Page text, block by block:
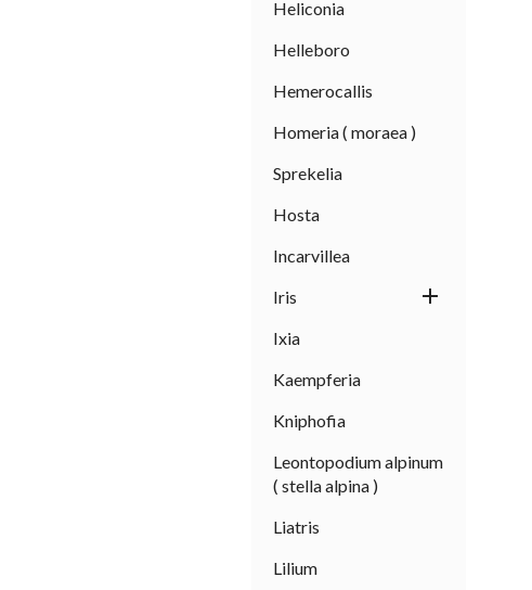
Heliconia
Helleboro
Hemerocallis
Homeria ( moraea )
Sprekelia
Hosta
Incarvillea
Iris

Ixia
Kaempferia
Kniphofia
Leontopodium alpinum
( stella alpina )
Liatris
Lilium